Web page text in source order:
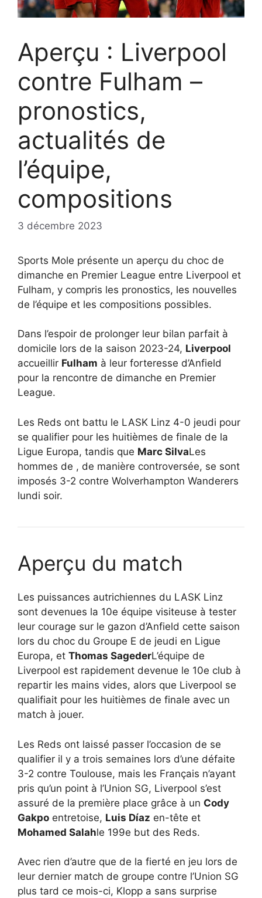
Aperçu : Liverpool
contre Fulham –
pronostics,
actualités de
l’équipe,
compositions
3 décembre 2023
Sports Mole présente un aperçu du choc de
dimanche en Premier League entre Liverpool et
Fulham, y compris les pronostics, les nouvelles
de l’équipe et les compositions possibles.
Dans l’espoir de prolonger leur bilan parfait à
domicile lors de la saison 2023-24, Liverpool
accueillir Fulham à leur forteresse d’Anfield
pour la rencontre de dimanche en Premier
League.
Les Reds ont battu le LASK Linz 4-0 jeudi pour
se qualifier pour les huitièmes de finale de la
Ligue Europa, tandis que Marc SilvaLes
hommes de , de manière controversée, se sont
imposés 3-2 contre Wolverhampton Wanderers
lundi soir.
Aperçu du match
Les puissances autrichiennes du LASK Linz
sont devenues la 10e équipe visiteuse à tester
leur courage sur le gazon d’Anfield cette saison
lors du choc du Groupe E de jeudi en Ligue
Europa, et Thomas SagederL’équipe de
Liverpool est rapidement devenue le 10e club à
repartir les mains vides, alors que Liverpool se
qualifiait pour les huitièmes de finale avec un
match à jouer.
Les Reds ont laissé passer l’occasion de se
qualifier il y a trois semaines lors d’une défaite
3-2 contre Toulouse, mais les Français n’ayant
pris qu’un point à l’Union SG, Liverpool s’est
assuré de la première place grâce à un Cody
Gakpo entretoise, Luis Díaz en-tête et
Mohamed Salahle 199e but des Reds.
Avec rien d’autre que de la fierté en jeu lors de
leur dernier match de groupe contre l’Union SG
plus tard ce mois-ci, Klopp a sans surprise